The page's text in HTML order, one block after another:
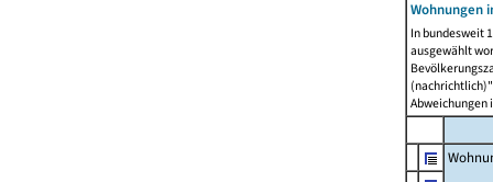
Wohnungen
In bundesweit
ausgewählt
Abweichungen